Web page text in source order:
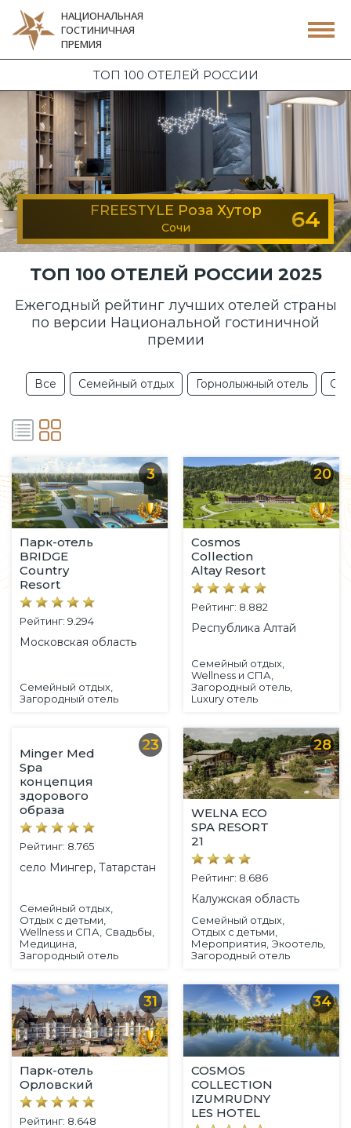
НАЦИОНАЛЬНАЯ
ГОСТИНИЧНАЯ
ПРЕМИЯ
ТОП 100 ОТЕЛЕЙ РОССИИ
FREESTYLE Роза Хутор
Сочи 64
ТОП 100 ОТЕЛЕЙ РОССИИ 2025
Ежегодный рейтинг лучших отелей страны
по версии Национальной гостиничной
премии
Все Семейный отдых Горнолыжный отель
3
Парк-отель
BRIDGE
Country
Resort
Рейтинг: 9.294
Московская область
Семейный отдых,
Загородный отель
20
Cosmos
Collection
Altay Resort
Рейтинг: 8.882
Республика Алтай
Семейный отдых,
Wellness и СПА,
Загородный отель,
Luxury отель
23
Minger Med
Spa
концепция
здорового
образа
Рейтинг: 8.765
село Мингер, Татарстан
Семейный отдых,
Отдых с детьми,
Wellness и СПА, Свадьбы,
Медицина,
Загородный отель
28
WELNA ECO
SPA RESORT
21
Рейтинг: 8.686
Калужская область
Семейный отдых,
Отдых с детьми,
Мероприятия, Экоотель,
Загородный отель
31
Парк-отель
Орловский
Рейтинг: 8.648
34
COSMOS
COLLECTION
IZUMRUDNY
LES HOTEL